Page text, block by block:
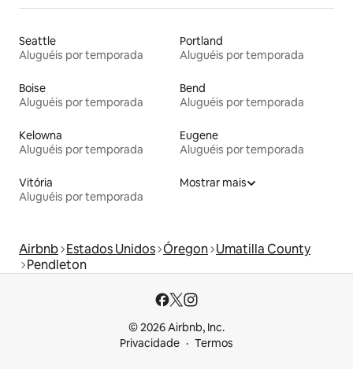
Seattle
Aluguéis por temporada
Portland
Aluguéis por temporada
Boise
Aluguéis por temporada
Bend
Aluguéis por temporada
Kelowna
Aluguéis por temporada
Eugene
Aluguéis por temporada
Vitória
Aluguéis por temporada
Mostrar mais
Airbnb Estados Unidos Óregon Umatilla County
Pendleton
© 2026 Airbnb, Inc.
Privacidade
Termos